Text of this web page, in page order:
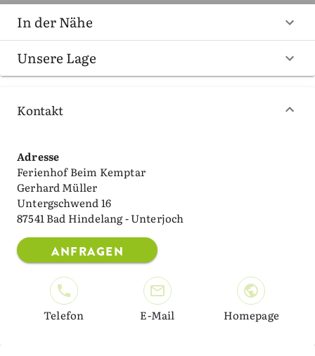
In der Nähe
Unsere Lage
Kontakt
Adresse
Ferienhof Beim Kemptar
Gerhard Müller
Untergschwend 16
87541 Bad Hindelang - Unterjoch
ANFRAGEN
Telefon E-Mail Homepage